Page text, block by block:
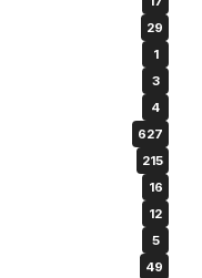
29
1
3
4
627
215
16
12
5
49